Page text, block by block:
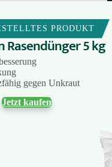
PRODUKT
Rasendünger 5 kg
gegen Unkraut
Jetzt kaufen